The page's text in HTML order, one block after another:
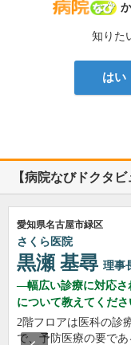
知りた
はい
【病院なびドクタ
愛知県名古屋市緑区
さくら医院
黒瀬 基尋 理事
幅広い診療に対応さ
について教えてくださ
2階フロアは医科の診
で、予防医療の要で